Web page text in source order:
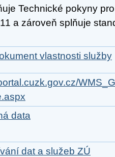
Technické pokyny
a zároveň splňuje
vlastnosti služby
data
dat a služeb ZÚ